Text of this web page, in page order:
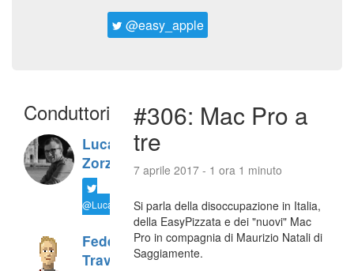
@easy_apple
Conduttori
Luca
Zorzi
@LucaTNT
Federico
Travaini
#306: Mac Pro a
tre
7 aprile 2017 - 1 ora 1 minuto
Si parla della disoccupazione in Italia,
della EasyPizzata e dei "nuovi" Mac
Pro in compagnia di Maurizio Natali di
Saggiamente.